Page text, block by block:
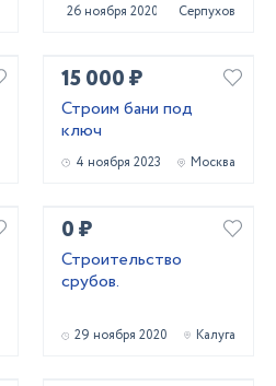
26 ноября 2020 Серпухов
15 000 ₽
Строим бани под
ключ
4 ноября 2023 Москва
0 ₽
Строительство
срубов.
29 ноября 2020 Калуга